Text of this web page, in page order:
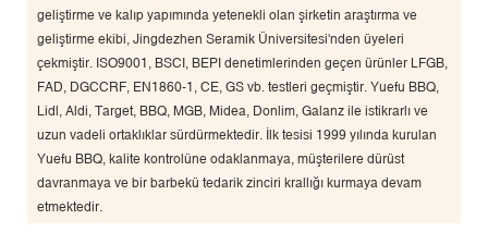
geliştirme ve kalıp yapımında yetenekli olan şirketin araştırma ve
geliştirme ekibi, Jingdezhen Seramik Üniversitesi'nden üyeleri
çekmiştir. ISO9001, BSCI, BEPI denetimlerinden geçen ürünler LFGB,
FAD, DGCCRF, EN1860-1, CE, GS vb. testleri geçmiştir. Yuefu BBQ,
Lidl, Aldi, Target, BBQ, MGB, Midea, Donlim, Galanz ile istikrarlı ve
uzun vadeli ortaklıklar sürdürmektedir. İlk tesisi 1999 yılında kurulan
Yuefu BBQ, kalite kontrolüne odaklanmaya, müşterilere dürüst
davranmaya ve bir barbekü tedarik zinciri krallığı kurmaya devam
etmektedir.